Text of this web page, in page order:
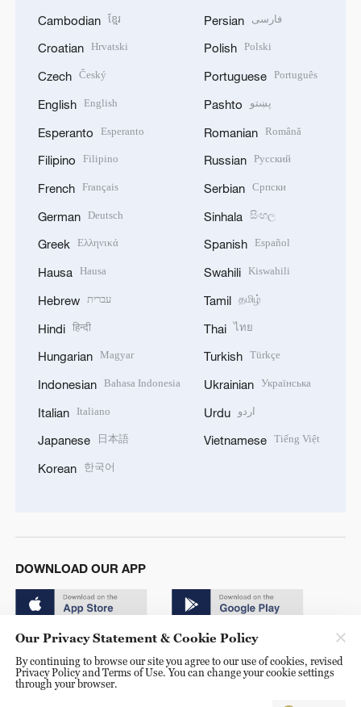
Cambodian ខ្មែរ
Croatian Hrvatski
Czech Český
English English
Esperanto Esperanto
Filipino Filipino
French Français
German Deutsch
Greek Ελληνικά
Hausa Hausa
Hebrew עברית
Hindi हिन्दी
Hungarian Magyar
Indonesian Bahasa Indonesia
Italian Italiano
Japanese 日本語
Korean 한국어
Persian فارسی
Polish Polski
Portuguese Português
Pashto پښتو
Romanian Română
Russian Русский
Serbian Српски
Sinhala සිංහල
Spanish Español
Swahili Kiswahili
Tamil தமிழ்
Thai ไทย
Turkish Türkçe
Ukrainian Українська
Urdu اردو
Vietnamese Tiếng Việt
DOWNLOAD OUR APP
© China Radio International.CRI. All Rights Reserved. 16A
Our Privacy Statement & Cookie Policy
By continuing to browse our site you agree to our use of cookies, revised
Privacy Policy and Terms of Use. You can change your cookie settings
through your browser.